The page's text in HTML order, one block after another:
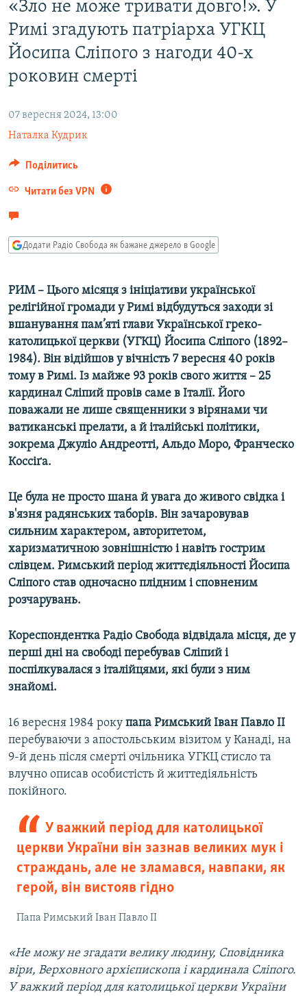
МУЛЬТИМЕДІА
ФОТО
СПЕЦПРОЄКТИ
ПОДКАСТИ
КРИМ РЕАЛІЇ
РУС
УКР
КТАТ
Усі сайти RFE/RL
«Зло не може тривати довго!». У
Римі згадують патріарха УГКЦ
Йосипа Сліпого з нагоди 40-х
роковин смерті
07 вересня 2024, 13:00
Наталка Кудрик
Поділитись
Читати без VPN
Додати Радіо Свобода як бажане джерело в Google
РИМ – Цього місяця з ініціативи української
релігійної громади у Римі відбудуться заходи зі
вшанування пам’яті глави Української греко-
католицької церкви (УГКЦ) Йосипа Сліпого (1892–
1984). Він відійшов у вічність 7 вересня 40 років
тому в Римі. Із майже 93 років свого життя – 25
кардинал Сліпий провів саме в Італії. Його
поважали не лише священники з вірянами чи
ватиканські прелати, а й італійські політики,
зокрема Джуліо Андреотті, Альдо Моро, Франческо
Коссіґа.
Це була не просто шана й увага до живого свідка і
в'язня радянських таборів. Він зачаровував
сильним характером, авторитетом,
харизматичною зовнішністю і навіть гострим
слівцем. Римський період життєдіяльності Йосипа
Сліпого став одночасно плідним і сповненим
розчарувань.
Кореспондентка Радіо Свобода відвідала місця, де у
перші дні на свободі перебував Сліпий і
поспілкувалася з італійцями, які були з ним
знайомі.
16 вересня 1984 року папа Римський Іван Павло II
перебуваючи з апостольським візитом у Канаді, на
9-й день після смерті очільника УГКЦ стисло та
влучно описав особистість й життедіяльність
покійного.
У важкий період для католицької
церкви України він зазнав великих мук і
страждань, але не зламався, навпаки, як
герой, він вистояв гідно
Папа Римський Іван Павло II
«Не можу не згадати велику людину, Сповідника
віри, Верховного архієпископа і кардинала Сліпого.
У важкий період для католицької церкви України